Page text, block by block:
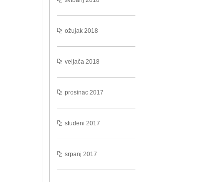
ožujak 2018
veljača 2018
prosinac 2017
studeni 2017
srpanj 2017